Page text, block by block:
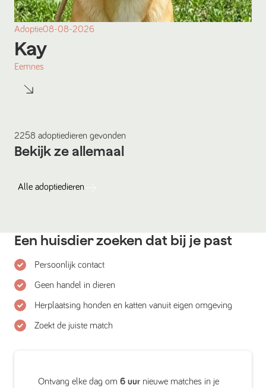
Adoptie08-08-2026
Kay
Eemnes
2258 adoptiedieren gevonden
Bekijk ze allemaal
Alle adoptiedieren
Een huisdier zoeken dat bij je past
Persoonlijk contact
Geen handel in dieren
Herplaatsing honden en katten vanuit eigen omgeving
Zoekt de juiste match
Ontvang elke dag om 6 uur nieuwe matches in je